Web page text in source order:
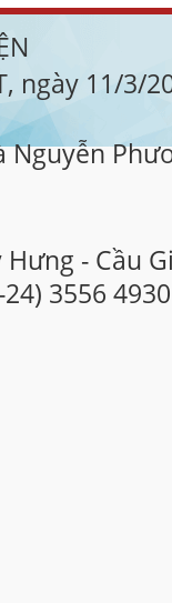
ngày 11/3/
- Cầu
3556 4930